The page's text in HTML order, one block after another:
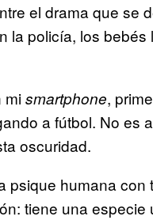
el drama que se
la policía, los
mismartphone,
a fútbol. No es
oscuridad.
psique humana
tiene una